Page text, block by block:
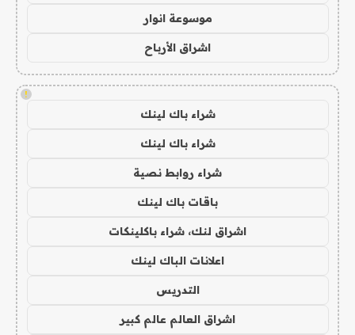
موسوعة انوار
اشراق الأرباح
!
شراء باك لينك
شراء باك لينك
شراء روابط نصية
باقات باك لينك
اشراق لنك، شراء باكلينكات
اعلانات الباك لينك
التدريس
اشراق العالم عالم كبير